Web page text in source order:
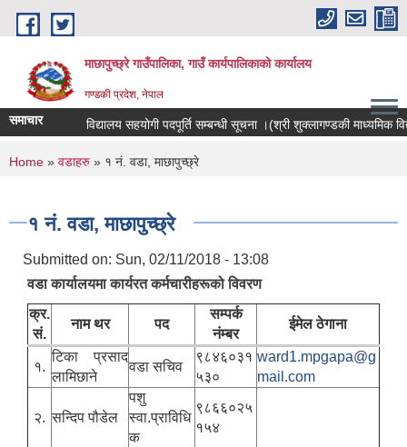
Skip to main content
माछापुच्छ्रे गाउँपालिका, गाउँ कार्यपालिकाको कार्यालय
गण्डकी प्रदेश, नेपाल
समाचार विद्यालय सहयोगी पदपूर्ति सम्बन्धी सूचना ।(श्री शुक्लागण्डकी माध्यमिक
You are here
Home » वडाहरु » १ नं. वडा, माछापुच्छ्रे
१ नं. वडा, माछापुच्छ्रे
Submitted on: Sun, 02/11/2018 - 13:08
वडा कार्यालयमा कार्यरत कर्मचारीहरूको विवरण
क्र.
सं.
नाम थर पद
सम्पर्क
नंम्बर
ईमेल ठेगाना
१.
टिका प्रसाद
लामिछाने
वडा सचिव
९८४६०३१
५३०
ward1.mpgapa@g
mail.com
२. सन्दिप पौडेल
पशु
स्वा.प्राविधि
क
९८६६०२५
१५४